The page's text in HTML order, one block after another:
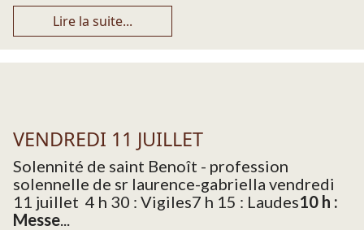
Lire la suite...
VENDREDI 11 JUILLET
Solennité de saint Benoît - profession
solennelle de sr laurence-gabriella vendredi
11 juillet 4 h 30 : Vigiles7 h 15 : Laudes10 h :
Messe...